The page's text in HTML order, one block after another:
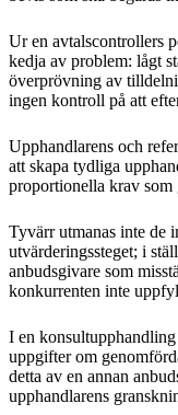
Ur en avtalscontrollers
kedja av problem: lågt
överprövning av
ingen kontroll på att
Upphandlarens och
att skapa tydliga
proportionella krav som
Tyvärr utmanas inte de
utvärderingssteget; i
anbudsgivare som
konkurrenten inte
I en
uppgifter om
detta av en annan
upphandlarens